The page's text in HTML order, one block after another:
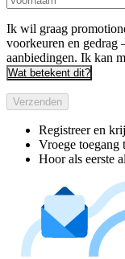
Ik wil graag
voorkeuren en gedrag
aanbiedingen. Ik kan
Wat betekent dit?
Verzenden
Registreer en
Vroege toegang
Hoor als eerste